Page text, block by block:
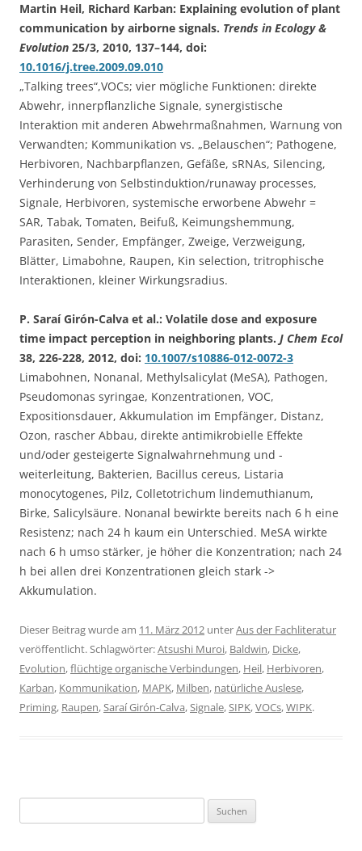
Martin Heil, Richard Karban: Explaining evolution of plant
communication by airborne signals. Trends in Ecology &
Evolution 25/3, 2010, 137–144, doi:
10.1016/j.tree.2009.09.010
„Talking trees“,VOCs; vier mögliche Funktionen: direkte
Abwehr, innerpflanzliche Signale, synergistische
Interaktion mit anderen Abwehrmaßnahmen, Warnung von
Verwandten; Kommunikation vs. „Belauschen“; Pathogene,
Herbivoren, Nachbarpflanzen, Gefäße, sRNAs, Silencing,
Verhinderung von Selbstinduktion/runaway processes,
Signale, Herbivoren, systemische erworbene Abwehr =
SAR, Tabak, Tomaten, Beifuß, Keimungshemmung,
Parasiten, Sender, Empfänger, Zweige, Verzweigung,
Blätter, Limabohne, Raupen, Kin selection, tritrophische
Interaktionen, kleiner Wirkungsradius.
P. Saraí Girón-Calva et al.: Volatile dose and exposure
time impact perception in neighboring plants. J Chem Ecol
38, 226-228, 2012, doi: 10.1007/s10886-012-0072-3
Limabohnen, Nonanal, Methylsalicylat (MeSA), Pathogen,
Pseudomonas syringae, Konzentrationen, VOC,
Expositionsdauer, Akkumulation im Empfänger, Distanz,
Ozon, rascher Abbau, direkte antimikrobielle Effekte
und/oder gesteigerte Signalwahrnehmung und -
weiterleitung, Bakterien, Bacillus cereus, Listaria
monocytogenes, Pilz, Colletotrichum lindemuthianum,
Birke, Salicylsäure. Nonanal bewirkte bereits nach 6 h eine
Resistenz; nach 24 h kaum ein Unterschied. MeSA wirkte
nach 6 h umso stärker, je höher die Konzentration; nach 24
h bei allen drei Konzentrationen gleich stark ->
Akkumulation.
Dieser Beitrag wurde am 11. März 2012 unterAus der Fachliteratur
veröffentlicht. Schlagwörter:Atsushi Muroi, Baldwin, Dicke,
Evolution,flüchtige organische Verbindungen, Heil, Herbivoren,
Karban, Kommunikation, MAPK, Milben, natürliche Auslese,
Priming, Raupen,Saraí Girón-Calva,Signale,SIPK,VOCs,WIPK.
nach: